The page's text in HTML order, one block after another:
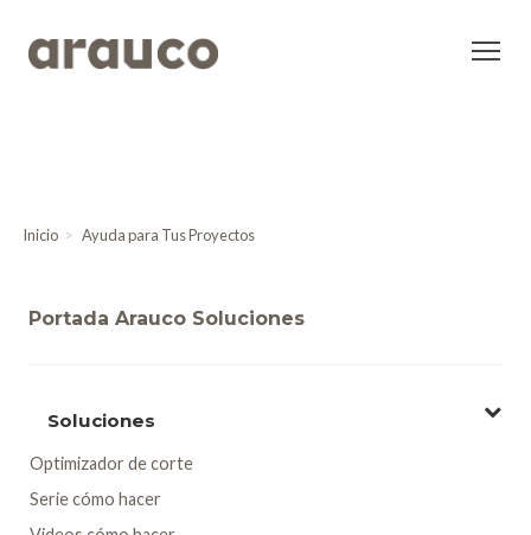
Inicio Ayuda para Tus Proyectos
Portada Arauco Soluciones
Soluciones
Optimizador de corte
Serie cómo hacer